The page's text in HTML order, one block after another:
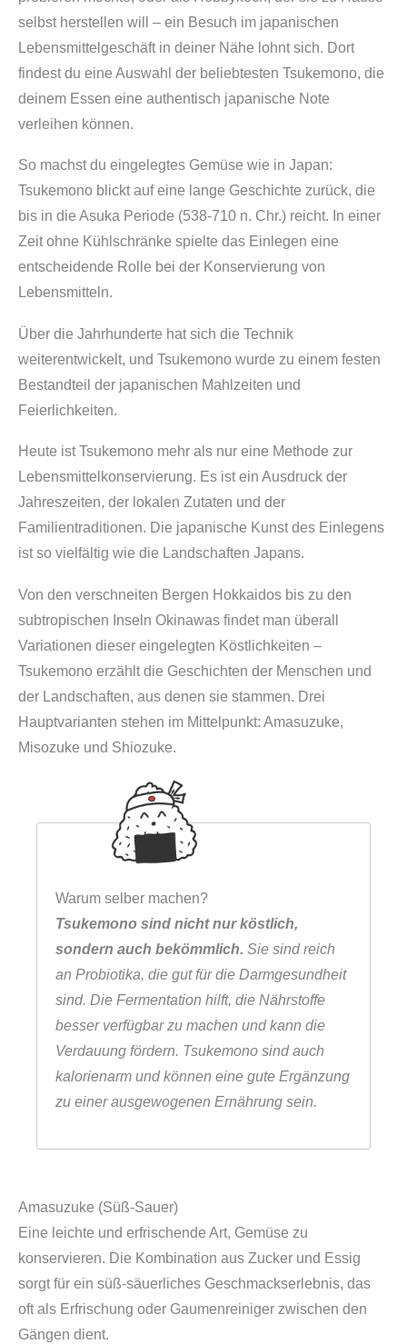
selbst herstellen will – ein Besuch im japanischen
Lebensmittelgeschäft in deiner Nähe lohnt sich. Dort
findest du eine Auswahl der beliebtesten Tsukemono, die
deinem Essen eine authentisch japanische Note
verleihen können.
So machst du eingelegtes Gemüse wie in Japan:
Tsukemono blickt auf eine lange Geschichte zurück, die
bis in die Asuka Periode (538-710 n. Chr.) reicht. In einer
Zeit ohne Kühlschränke spielte das Einlegen eine
entscheidende Rolle bei der Konservierung von
Lebensmitteln.
Über die Jahrhunderte hat sich die Technik
weiterentwickelt, und Tsukemono wurde zu einem festen
Bestandteil der japanischen Mahlzeiten und
Feierlichkeiten.
Heute ist Tsukemono mehr als nur eine Methode zur
Lebensmittelkonservierung. Es ist ein Ausdruck der
Jahreszeiten, der lokalen Zutaten und der
Familientraditionen. Die japanische Kunst des Einlegens
ist so vielfältig wie die Landschaften Japans.
Von den verschneiten Bergen Hokkaidos bis zu den
subtropischen Inseln Okinawas findet man überall
Variationen dieser eingelegten Köstlichkeiten –
Tsukemono erzählt die Geschichten der Menschen und
der Landschaften, aus denen sie stammen. Drei
Hauptvarianten stehen im Mittelpunkt: Amasuzuke,
Misozuke und Shiozuke.
Warum selber machen?
Tsukemono sind nicht nur köstlich,
sondern auch bekömmlich. Sie sind reich
an Probiotika, die gut für die Darmgesundheit
sind. Die Fermentation hilft, die Nährstoffe
besser verfügbar zu machen und kann die
Verdauung fördern. Tsukemono sind auch
kalorienarm und können eine gute Ergänzung
zu einer ausgewogenen Ernährung sein.
Amasuzuke (Süß-Sauer)
Eine leichte und erfrischende Art, Gemüse zu
konservieren. Die Kombination aus Zucker und Essig
sorgt für ein süß-säuerliches Geschmackserlebnis, das
oft als Erfrischung oder Gaumenreiniger zwischen den
Gängen dient.